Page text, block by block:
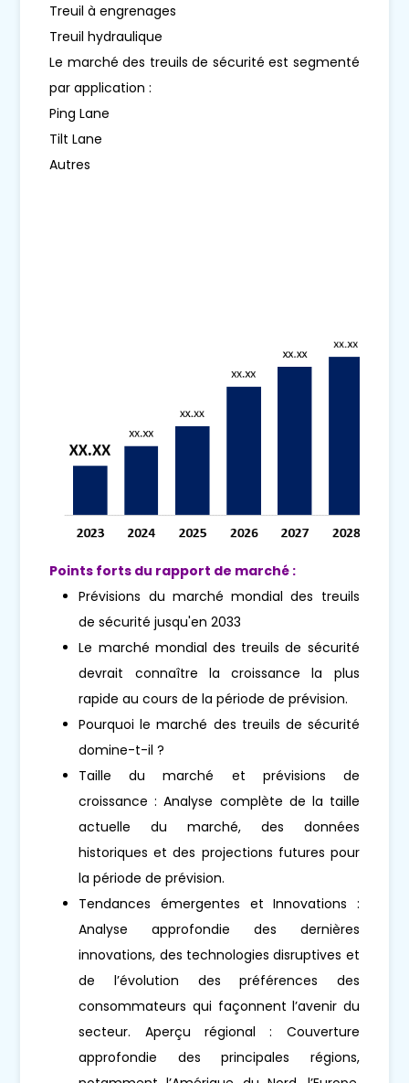
Treuil à engrenages
Treuil hydraulique
Le marché des treuils de sécurité est segmenté
par application :
Ping Lane
Tilt Lane
Autres
Points forts du rapport de marché :
Prévisions du marché mondial des treuils
de sécurité jusqu'en 2033
Le marché mondial des treuils de sécurité
devrait connaître la croissance la plus
rapide au cours de la période de prévision.
Pourquoi le marché des treuils de sécurité
domine-t-il ?
Taille du marché et prévisions de
croissance : Analyse complète de la taille
actuelle du marché, des données
historiques et des projections futures pour
la période de prévision.
Tendances émergentes et Innovations :
Analyse approfondie des dernières
innovations, des technologies disruptives et
de l’évolution des préférences des
consommateurs qui façonnent l’avenir du
secteur. Aperçu régional : Couverture
approfondie des principales régions,